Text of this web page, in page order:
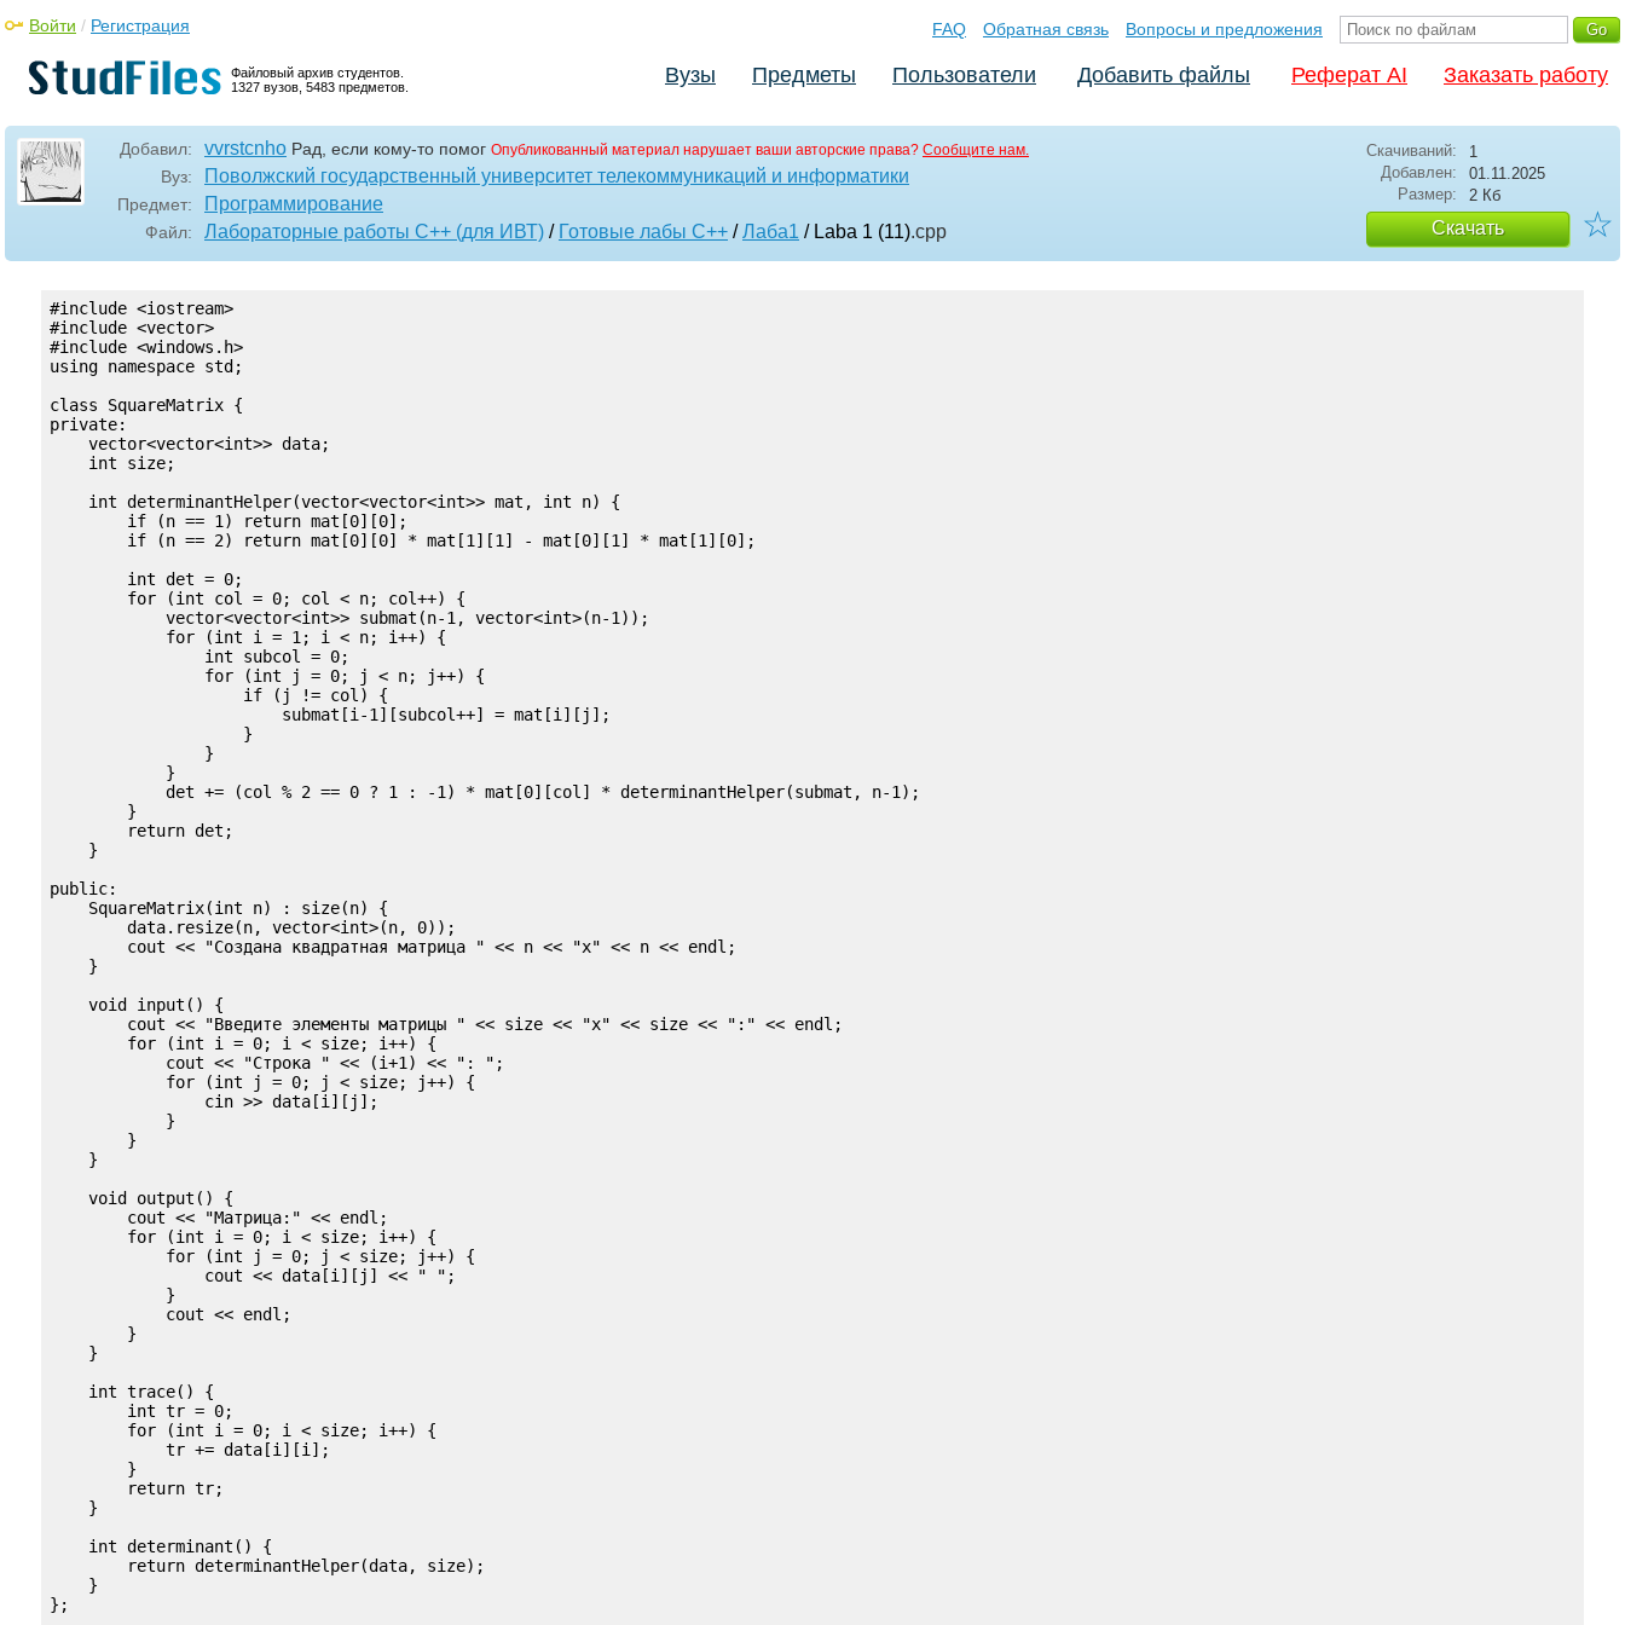
Файловый архив студентов.
1327 вузов, 5483 предметов.
Войти / Регистрация FAQ Обратная связь Вопросы и предложения
Вузы Предметы Пользователи Добавить файлы Реферат AI Заказать работу
Добавил: vvrstcnho Рад, если кому-то помог Опубликованный материал нарушает ваши авторские права? Сообщите нам.
Вуз: Поволжский государственный университет телекоммуникаций и информатики
Предмет: Программирование
Файл: Лабораторные работы С++ (для ИВТ) / Готовые лабы С++ /Лаба1 / Laba 1 (11).cpp
Скачиваний:
1
Добавлен:
01.11.2025
Размер:
2 Кб
Скачать ☆
#include <iostream>
#include <vector>
#include <windows.h>
using namespace std;
class SquareMatrix {
private:
    vector<vector<int>> data;
    int size;
    int determinantHelper(vector<vector<int>> mat, int n) {
        if (n == 1) return mat[0][0];
        if (n == 2) return mat[0][0] * mat[1][1] - mat[0][1] * mat[1][0];
        int det = 0;
        for (int col = 0; col < n; col++) {
            vector<vector<int>> submat(n-1, vector<int>(n-1));
            for (int i = 1; i < n; i++) {
                int subcol = 0;
                for (int j = 0; j < n; j++) {
                    if (j != col) {
                        submat[i-1][subcol++] = mat[i][j];
                    }
                }
            }
            det += (col % 2 == 0 ? 1 : -1) * mat[0][col] * determinantHelper(submat, n-1);
        }
        return det;
    }
public:
    SquareMatrix(int n) : size(n) {
        data.resize(n, vector<int>(n, 0));
        cout << "Создана квадратная матрица " << n << "x" << n << endl;
    }
    void input() {
        cout << "Введите элементы матрицы " << size << "x" << size << ":" << endl;
        for (int i = 0; i < size; i++) {
            cout << "Строка " << (i+1) << ": ";
            for (int j = 0; j < size; j++) {
                cin >> data[i][j];
            }
        }
    }
    void output() {
        cout << "Матрица:" << endl;
        for (int i = 0; i < size; i++) {
            for (int j = 0; j < size; j++) {
                cout << data[i][j] << " ";
            }
            cout << endl;
        }
    }
    int trace() {
        int tr = 0;
        for (int i = 0; i < size; i++) {
            tr += data[i][i];
        }
        return tr;
    }
    int determinant() {
        return determinantHelper(data, size);
    }
};